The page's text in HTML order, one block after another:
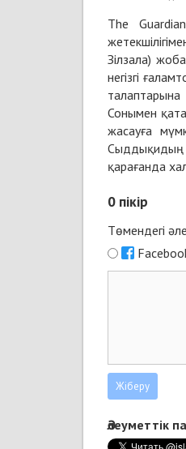
The
Зілзала)
негізгі
Сонымен
жасауға
Сыддықидың
қарағанда
0 пікір
Төмендегі
Әлеуметтік